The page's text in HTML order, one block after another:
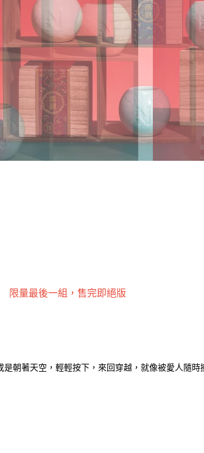
限量最後一組，售完即絕版
朝著天空，輕輕按下，來回穿越，就像被愛人隨時